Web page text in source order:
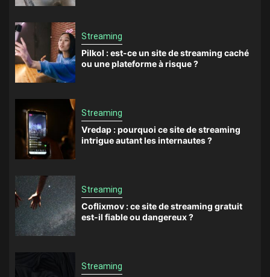
Streaming
Pilkol : est-ce un site de streaming caché
ou une plateforme à risque ?
Streaming
Vredap : pourquoi ce site de streaming
intrigue autant les internautes ?
Streaming
Coflixmov : ce site de streaming gratuit
est-il fiable ou dangereux ?
Streaming